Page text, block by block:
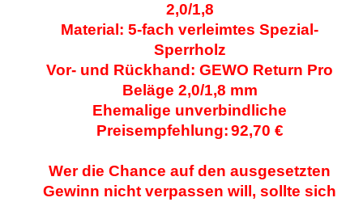
2,0/1,8
Material: 5-fach verleimtes Spezial-
Sperrholz
Vor- und Rückhand: GEWO Return Pro
Beläge 2,0/1,8 mm
Ehemalige unverbindliche
Preisempfehlung:92,70 €
Wer die Chance auf den ausgesetzten
Gewinn nicht verpassen will, sollte sich